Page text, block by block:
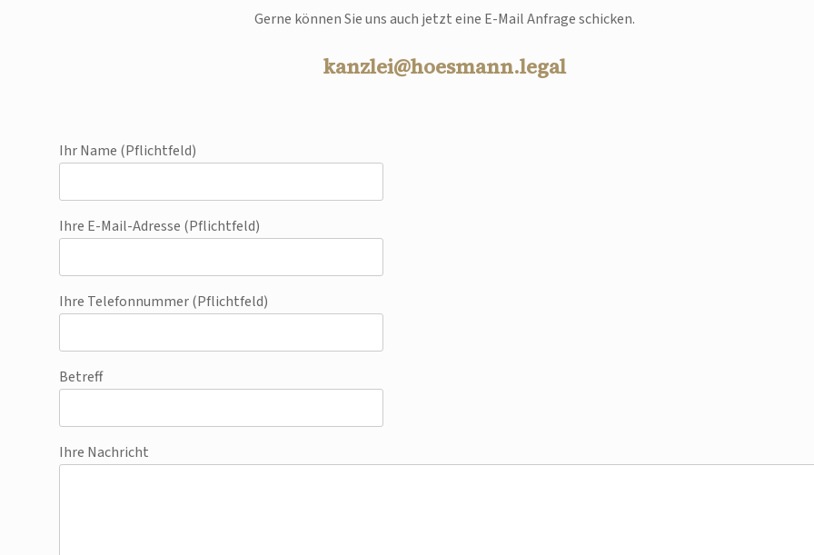
Gerne können Sie uns auch jetzt eine E-Mail Anfrage schicken.
kanzlei@hoesmann.legal
Ihr Name (Pflichtfeld)
Ihre E-Mail-Adresse (Pflichtfeld)
Ihre Telefonnummer (Pflichtfeld)
Betreff
Ihre Nachricht